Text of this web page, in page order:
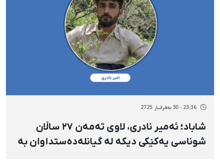
23:36 - 30 بەفرانبار 2725
شاباد؛ ئەمیر نادری، لاوی تەمەن ٢٧ ساڵان
شوناسی یەکێکی دیکە لە گیانلەدەستداوان بە